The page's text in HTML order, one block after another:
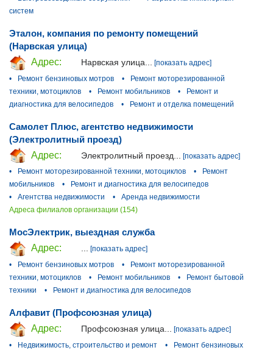
систем
Эталон, компания по ремонту помещений
(Нарвская улица)
Адрес:
Нарвская улица...
[показать адрес]
•
Ремонт бензиновых мотров •
Ремонт моторезированной
техники, мотоциклов
• Ремонт мобильников •
Ремонт и
диагностика для велосипедов
• Ремонт и отделка помещений
Самолет Плюс, агентство недвижимости
(Электролитный проезд)
Адрес:
Электролитный проезд...
[показать адрес]
•
Ремонт моторезированной техники, мотоциклов •
Ремонт
мобильников
•
Ремонт и диагностика для велосипедов
•
Агентства недвижимости •
Аренда недвижимости
Адреса филиалов организации (154)
МосЭлектрик, выездная служба
Адрес:
... [показать адрес]
•
Ремонт бензиновых мотров •
Ремонт моторезированной
техники, мотоциклов
• Ремонт мобильников •
Ремонт бытовой
техники
• Ремонт и диагностика для велосипедов
Алфавит (Профсоюзная улица)
Адрес:
Профсоюзная улица...
[показать адрес]
•
Недвижимость, строительство и ремонт •
Ремонт бензиновых